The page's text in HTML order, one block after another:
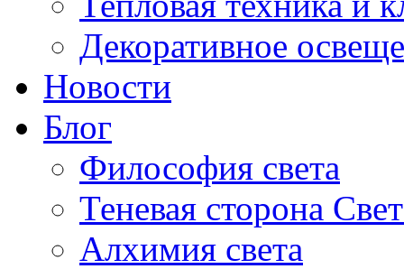
Декоративное
Новости
Блог
Философия света
Теневая сторона
Алхимия света